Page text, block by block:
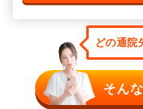
どの通院
そん